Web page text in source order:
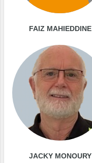
FAIZ MAHIEDDINE
JACKY MONOURY